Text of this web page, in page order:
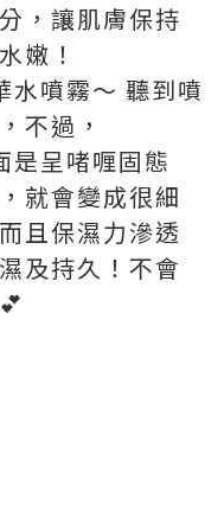
，讓肌膚保持
嫩！
噴霧～ 聽到噴
不過，
呈啫喱固態
就會變成很細
且保濕力滲透
及持久！不會